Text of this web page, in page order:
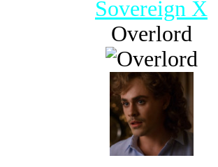
Sovereign X
Overlord